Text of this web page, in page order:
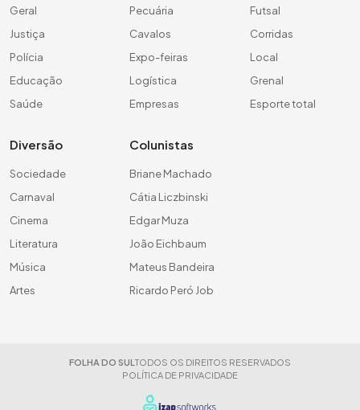
Geral
Justiça
Polícia
Educação
Saúde
Pecuária
Cavalos
Expo-feiras
Logística
Empresas
Futsal
Corridas
Local
Grenal
Esporte total
Diversão
Sociedade
Carnaval
Cinema
Literatura
Música
Artes
Colunistas
Briane Machado
Cátia Liczbinski
Edgar Muza
João Eichbaum
Mateus Bandeira
Ricardo Peró Job
FOLHA DO SUL TODOS OS DIREITOS RESERVADOS
POLÍTICA DE PRIVACIDADE